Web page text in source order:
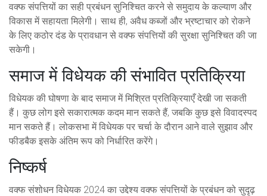
वक्फ संपत्तियों का सही प्रबंधन सुनिश्चित करने से समुदाय के कल्याण और
विकास में सहायता मिलेगी। साथ ही, अवैध कब्जों और भ्रष्टाचार को रोकने
के लिए कठोर दंड के प्रावधान से वक्फ संपत्तियों की सुरक्षा सुनिश्चित की जा
सकेगी।
समाज में विधेयक की संभावित प्रतिक्रिया
विधेयक की घोषणा के बाद समाज में मिश्रित प्रतिक्रियाएँ देखी जा सकती
हैं। कुछ लोग इसे सकारात्मक कदम मान सकते हैं, जबकि कुछ इसे विवादस्पद
मान सकते हैं। लोकसभा में विधेयक पर चर्चा के दौरान आने वाले सुझाव और
फीडबैक इसके अंतिम रूप को निर्धारित करेंगे।
निष्कर्ष
वक्फ संशोधन विधेयक 2024 का उद्देश्य वक्फ संपत्तियों के प्रबंधन को सुदृढ़